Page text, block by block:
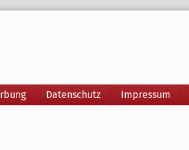
Datenschutz Impressum